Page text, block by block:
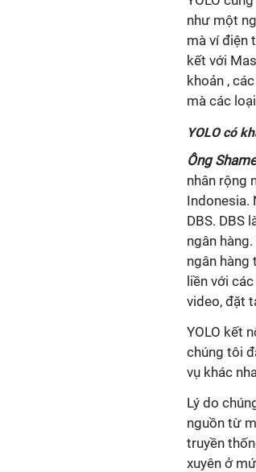
như một
mà ví điện
kết với
khoản ,
mà các
YOLO có
Ông
nhân rộng
Indonesia.
DBS. DBS
ngân
ngân hàng
liền với
video, đặt
YOLO kết
chúng tôi
vụ khác
Lý do
nguồn từ
truyền
xuyên ở